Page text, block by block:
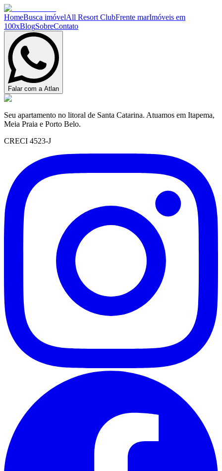
HomeBusca imóvelAll Resort ClubFrente marImóveis em
100xBlogSobreContato
Falar com a Atlan
Seu apartamento no litoral de Santa Catarina. Atuamos em Itapema,
Meia Praia e Porto Belo.
CRECI 4523-J